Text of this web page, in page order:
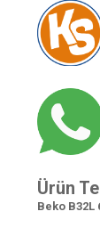
Ürün
Beko B32L